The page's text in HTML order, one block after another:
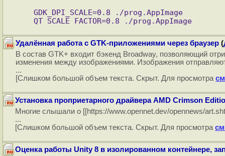
Удалённая работа с GTK-приложениями через браузер (
В состав GTK+ входит бэкенд Broadway, позволяющий
изменения между изображениями. Изображения
...
[Слишком большой объем текста. Скрыт. Для просмотра
Установка проприетарного драйвера AMD Crimson
Многие слышали о [[https://www.opennet.dev/opennews/
...
[Слишком большой объем текста. Скрыт. Для просмотра
Оценка работы Unity 8 в изолированном контейнере,